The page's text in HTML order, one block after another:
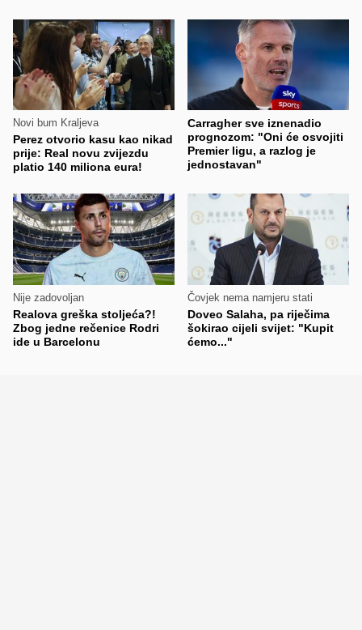
Novi bum Kraljeva
Perez otvorio kasu kao nikad
prije: Real novu zvijezdu
platio 140 miliona eura!
Carragher sve iznenadio
prognozom: "Oni će osvojiti
Premier ligu, a razlog je
jednostavan"
Nije zadovoljan
Realova greška stoljeća?!
Zbog jedne rečenice Rodri
ide u Barcelonu
Čovjek nema namjeru stati
Doveo Salaha, pa riječima
šokirao cijeli svijet: "Kupit
ćemo..."